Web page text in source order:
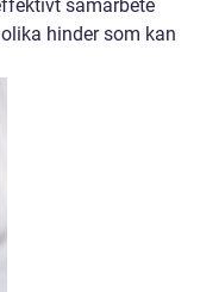
samarbete
hinder som kan